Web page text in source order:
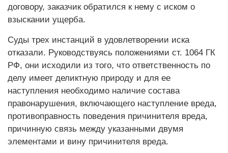
договору, заказчик обратился к нему с иском о
взыскании ущерба.
Суды трех инстанций в удовлетворении иска
отказали. Руководствуясь положениями ст. 1064 ГК
РФ, они исходили из того, что ответственность по
делу имеет деликтную природу и для ее
наступления необходимо наличие состава
правонарушения, включающего наступление вреда,
противоправность поведения причинителя вреда,
причинную связь между указанными двумя
элементами и вину причинителя вреда.